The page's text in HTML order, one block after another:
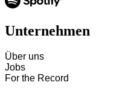
Unternehmen
Über uns
Jobs
For the Record